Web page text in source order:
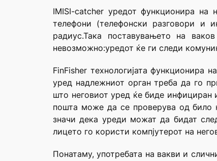
IMISI-catcher уредот функционира на
телефони (телефонски разговори и
радиус.Така поставувањето на
невозможно:уредот ќе ги следи
FinFisher технологијата
уред надлежниот орган треба да го
што неговиот уред ќе биде инфициран
пошта може да се проверува од било
значи дека уреди можат да бидат
лицето го користи компјутерот на
Понатаму, употребата на вакви и